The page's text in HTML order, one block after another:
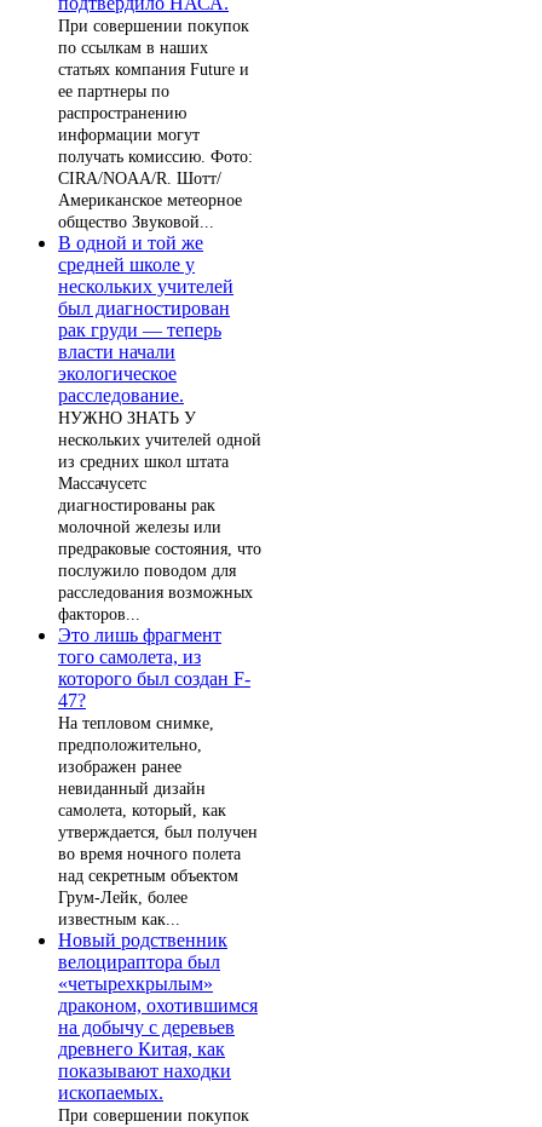
При совершении покупок
по ссылкам в наших
статьях компания Future и
ее партнеры по
распространению
информации могут
получать комиссию. Фото:
CIRA/NOAA/R. Шотт/
Американское метеорное
общество Звуковой...
В одной и той же
средней школе у
нескольких учителей
был диагностирован
рак груди — теперь
власти начали
экологическое
расследование.
НУЖНО ЗНАТЬ У
нескольких учителей одной
из средних школ штата
Массачусетс
диагностированы рак
молочной железы или
предраковые состояния, что
послужило поводом для
расследования возможных
факторов...
Это лишь фрагмент
того самолета, из
которого был создан F-
47?
На тепловом снимке,
предположительно,
изображен ранее
невиданный дизайн
самолета, который, как
утверждается, был получен
во время ночного полета
над секретным объектом
Грум-Лейк, более
известным как...
Новый родственник
велоцираптора был
«четырехкрылым»
драконом, охотившимся
на добычу с деревьев
древнего Китая, как
показывают находки
ископаемых.
При совершении покупок